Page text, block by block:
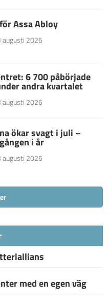
Assa Abloy
augusti 2026
6 700 påbörjade
andra kvartalet
augusti 2026
ökar svagt i juli –
i år
augusti 2026
med en egen väg